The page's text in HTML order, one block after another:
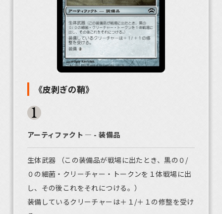
《皮剥ぎの鞘》
アーティファクト ― - 装備品
生体武器 （この装備品が戦場に出たとき、黒の０/
０の細菌・クリーチャー・トークンを１体戦場に出
し、その後これをそれにつける。）
装備しているクリーチャーは＋１/＋１の修整を受け